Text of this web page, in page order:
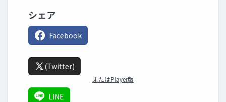
シェア
Facebook
(Twitter)
またはPlayer版
LINE